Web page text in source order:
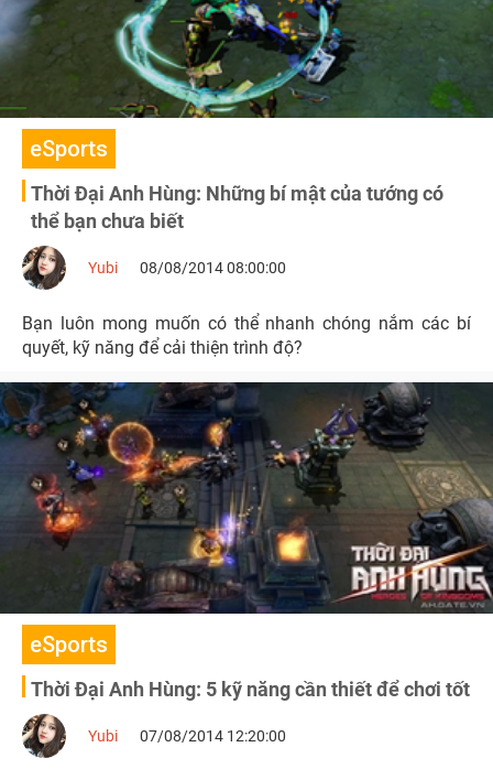
eSports
Thời Đại Anh Hùng: Những bí mật của tướng có
thể bạn chưa biết
Yubi 08/08/2014 08:00:00
Bạn luôn mong muốn có thể nhanh chóng nắm các bí
quyết, kỹ năng để cải thiện trình độ?
eSports
Thời Đại Anh Hùng: 5 kỹ năng cần thiết để chơi tốt
Yubi 07/08/2014 12:20:00